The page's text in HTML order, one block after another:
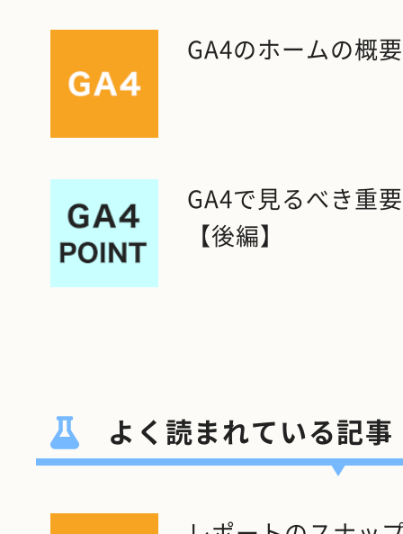
GA4のホームの概
GA4で見るべき重
【後編】
よく読まれている記事